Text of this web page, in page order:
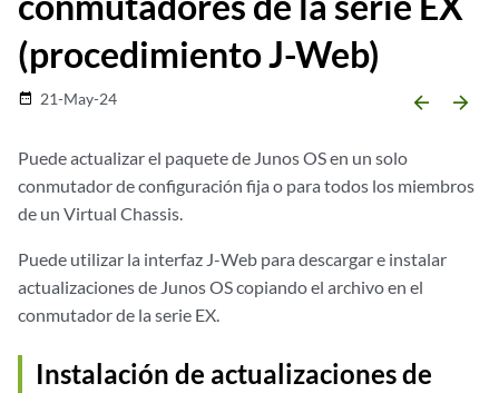
(procedimiento J-Web)
date_range 21-May-24 arrow_backward arrow_forward
Puede actualizar el paquete de Junos OS en un solo
conmutador de configuración fija o para todos los miembros
de un Virtual Chassis.
Puede utilizar la interfaz J-Web para descargar e instalar
actualizaciones de Junos OS copiando el archivo en el
conmutador de la serie EX.
Instalación de actualizaciones de